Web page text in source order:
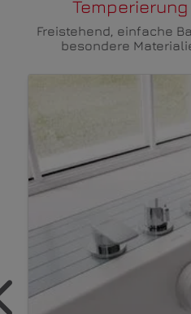
Freistehend, einfache
besondere